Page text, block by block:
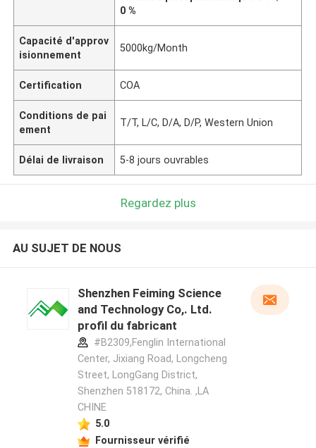
0 %
Capacité d'approv
isionnement
5000kg/Month
Certification COA
Conditions de pai
ement
T/T, L/C, D/A, D/P, Western Union
Délai de livraison 5-8 jours ouvrables
Regardez plus
AU SUJET DE NOUS
Shenzhen Feiming Science
and Technology Co,. Ltd.
profil du fabricant
#B2309,Fenglin International
Center, Jixiang Road, Longcheng
Street, LongGang District,
Shenzhen 518172, China. ,LA
CHINE
5.0
Fournisseur vérifié